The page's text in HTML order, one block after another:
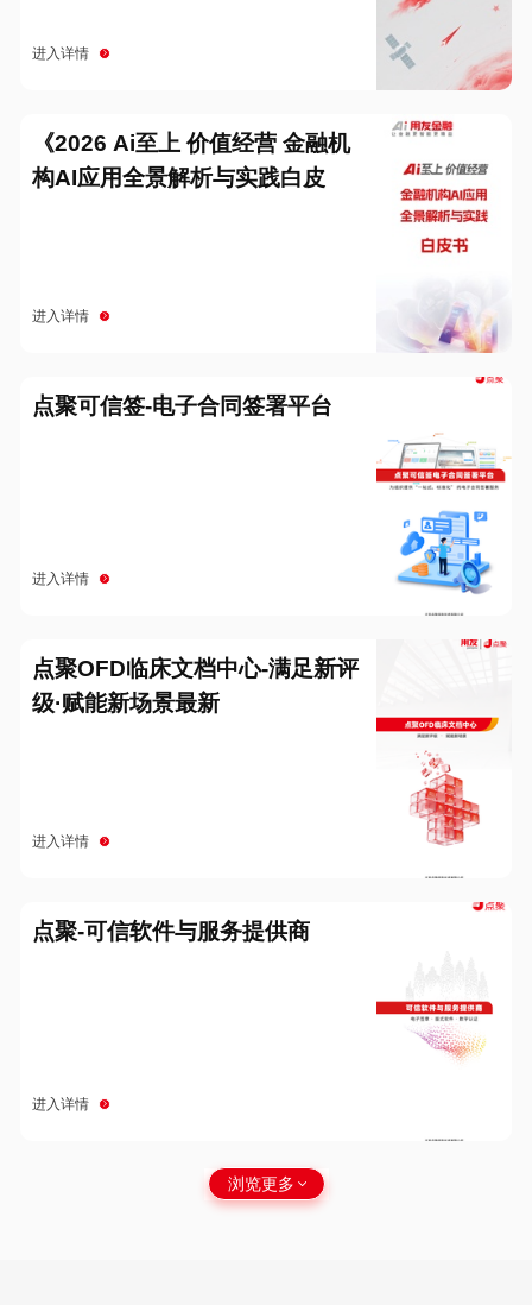
进入详情
《2026 Ai至上 价值经营 金融机
构AI应用全景解析与实践白皮
进入详情
点聚可信签-电子合同签署平台
进入详情
点聚OFD临床文档中心-满足新评
级·赋能新场景最新
进入详情
点聚-可信软件与服务提供商
进入详情
浏览更多